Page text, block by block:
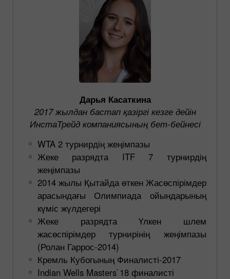
Дарья Касаткина
2017 жылдан бастап қазіргі кезге дейін
ИнстаТрейд компаниясының бет-бейнесі
WTA 2 турнирдің жеңімпазы
Жеке разрядта ITF 7 турнирдің
жеңімпазы
2014 жылы Қытайда өткен Жасөспірімдер
арасындағы Олимпиада ойындарының
күміс жүлдегері
Жеке разрядта Үлкен шлем
жасөспірімдер турнирінің жеңімпазы
(Ролан Гаррос-2014)
Кремль Кубогының Финалисті-2017
Indian Wells Masters`18 финалисті